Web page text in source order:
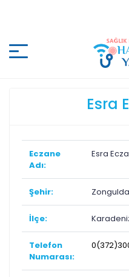
Esra
Eczane
Adı:
Esra
Şehir:
İlçe:
Telefon
Numarası: